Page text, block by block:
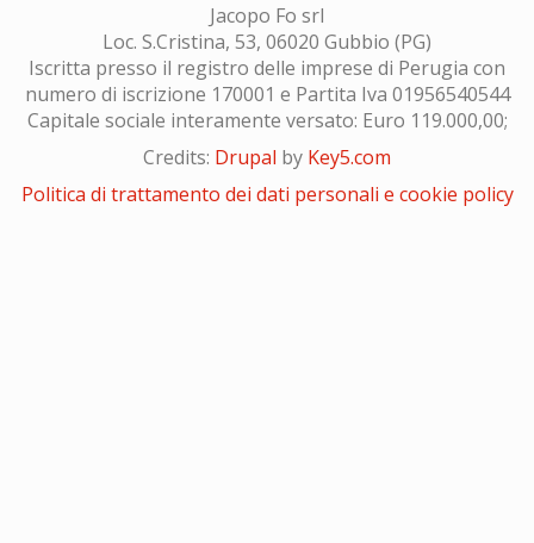
Jacopo Fo srl
Loc. S.Cristina, 53, 06020 Gubbio (PG)
Iscritta presso il registro delle imprese di Perugia con
numero di iscrizione 170001 e Partita Iva 01956540544
Capitale sociale interamente versato: Euro 119.000,00;
Credits: Drupal by Key5.com
Politica di trattamento dei dati personali e cookie policy